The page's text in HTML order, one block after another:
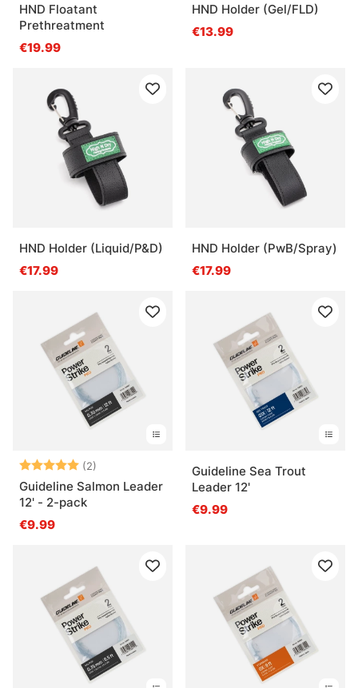
HND Floatant
Prethreatment
€19.99
HND Holder (Gel/FLD)
€13.99
HND Holder (Liquid/P&D)
€17.99
HND Holder (PwB/Spray)
€17.99
Arvio: (2)
5.0 5:sta tähdestä
Guideline Salmon Leader
12' - 2-pack
€9.99
Guideline Sea Trout
Leader 12'
€9.99